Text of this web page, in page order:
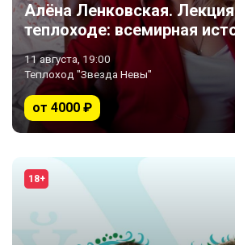
Алёна Ленковская.
теплоходе: всемирная
серийн ых убийств.
11 августа, 19:00
Теплоход "Звезда Невы"
от 4000 ₽
18+